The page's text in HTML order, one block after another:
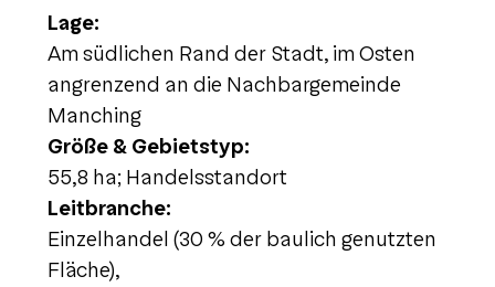
Lage:
Am südlichen Rand der Stadt, im Osten
angrenzend an die Nachbargemeinde
Manching
Größe & Gebietstyp:
55,8 ha; Handelsstandort
Leitbranche:
Einzelhandel (30 % der baulich genutzten
Fläche),